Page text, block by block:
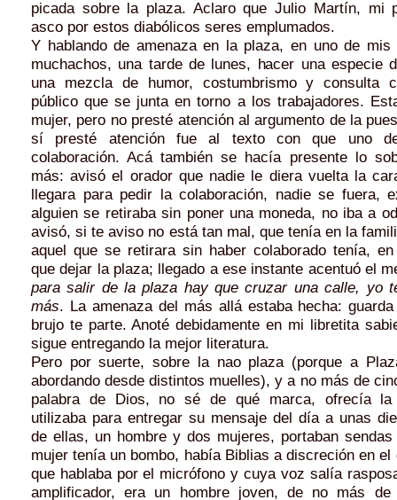
picada sobre la plaza. Aclaro que Julio Martín, mi
asco por estos diabólicos seres emplumados.
Y hablando de amenaza en la plaza, en uno de
muchachos, una tarde de lunes, hacer una especie
una mezcla de humor, costumbrismo y consulta
público que se junta en torno a los trabajadores.
mujer, pero no presté atención al argumento de la
sí presté atención fue al texto con que uno
colaboración. Acá también se hacía presente lo
más: avisó el orador que nadie le diera vuelta la
llegara para pedir la colaboración, nadie se fuera,
alguien se retiraba sin poner una moneda, no iba a
avisó, si te aviso no está tan mal, que tenía en la
aquel que se retirara sin haber colaborado tenía,
que dejar la plaza; llegado a ese instante acentuó el
para salir de la plaza hay que cruzar una calle, yo
más. La amenaza del más allá estaba hecha:
brujo te parte. Anoté debidamente en mi libretita
sigue entregando la mejor literatura.
Pero por suerte, sobre la nao plaza (porque a
abordando desde distintos muelles), y a no más de
palabra de Dios, no sé de qué marca, ofrecía la
utilizaba para entregar su mensaje del día a unas
de ellas, un hombre y dos mujeres, portaban
mujer tenía un bombo, había Biblias a discreción en
que hablaba por el micrófono y cuya voz salía
amplificador, era un hombre joven, de no más de